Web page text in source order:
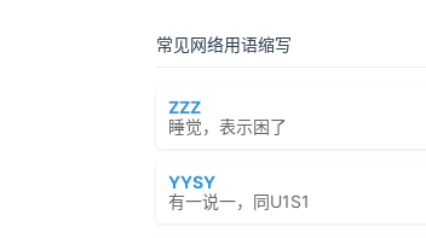
常见网络用语缩写
ZZZ
睡觉，表示困了
YYSY
有一说一，同U1S1